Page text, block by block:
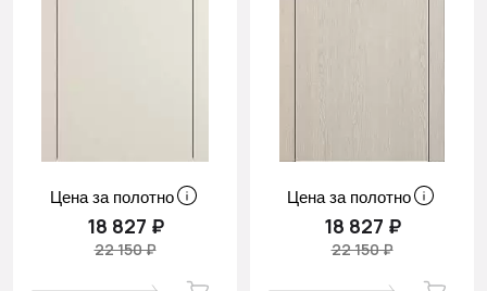
Цена за полотно
18 827 ₽
22 150 ₽
Цена за полотно
18 827 ₽
22 150 ₽